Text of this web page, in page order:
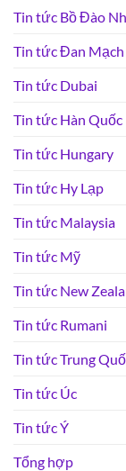
Tin tức Bồ Đào
Tin tức Đan Mạch
Tin tức Dubai
Tin tức Hàn Quốc
Tin tức Hungary
Tin tức Hy Lạp
Tin tức Malaysia
Tin tức Mỹ
Tin tức New
Tin tức Rumani
Tin tức Trung
Tin tức Úc
Tin tức Ý
Tổng hợp